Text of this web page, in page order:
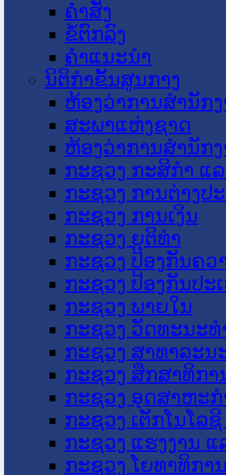
ຄໍາສັ່ງ
ຂໍ້ຕົກລົງ
ຄໍາແນະນໍາ
ນິຕິກໍາຂັ້ນສູນກາງ
ຫ້ອງວ່າການສໍານັກ
ສະພາແຫ່ງຊາດ
ຫ້ອງວ່າການສຳນັກ
ກະຊວງ ກະສິກຳ ແ
ກະຊວງ ການຕ່າງປ
ກະຊວງ ການເງິນ
ກະຊວງ ຍຸຕິທໍາ
ກະຊວງ ປ້ອງກັນຄວ
ກະຊວງ ປ້ອງກັນປະ
ກະຊວງ ພາຍໃນ
ກະຊວງ ວັດທະນະ
ກະຊວງ ສາທາລະນ
ກະຊວງ ສຶກສາທິກາ
ກະຊວງ ອຸດສາຫະ
ກະຊວງ ເຕັກໂນໂລ
ກະຊວງ ແຮງງານ
ກະຊວງ ໂຍທາທິກາ